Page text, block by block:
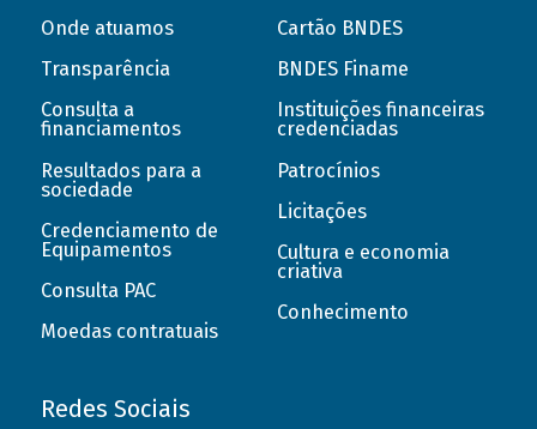
Onde atuamos
Transparência
Consulta a
financiamentos
Resultados para a
sociedade
Credenciamento de
Equipamentos
Consulta PAC
Moedas contratuais
Cartão BNDES
BNDES Finame
Instituições financeiras
credenciadas
Patrocínios
Licitações
Cultura e economia
criativa
Conhecimento
Redes Sociais